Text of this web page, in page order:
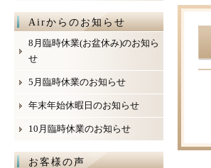
Airからのお知らせ
8月臨時休業(お盆休み)のお知ら
せ
5月臨時休業のお知らせ
年末年始休暇日のお知らせ
10月臨時休業のお知らせ
お客様の声